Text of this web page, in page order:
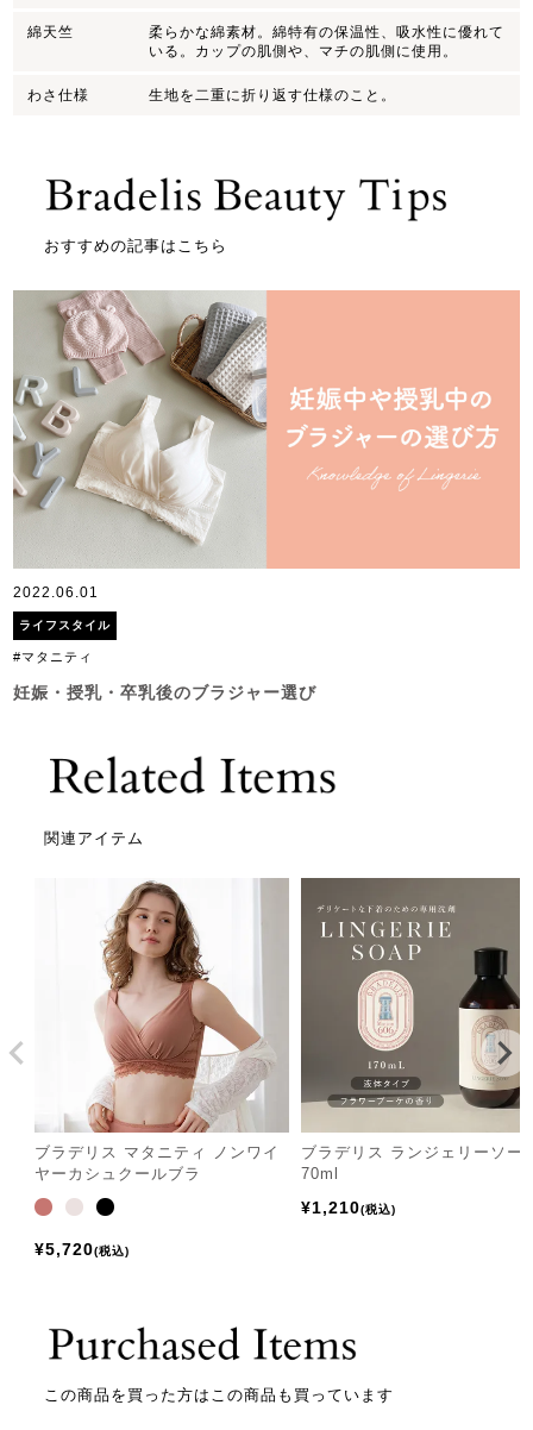
綿天竺
柔らかな綿素材。綿特有の保温性、吸水性に優れて
いる。カップの肌側や、マチの肌側に使用。
わさ仕様 生地を二重に折り返す仕様のこと。
おすすめの記事はこちら
2022.06.01
ライフスタイル
#マタニティ
妊娠・授乳・卒乳後のブラジャー選び
関連アイテム
ブラデリス マタニティ ノンワイ
ヤーカシュクールブラ
¥5,720 税込
ブラデリス ランジェリーソー
70ml
¥1,210 税込
この商品を買った方はこの商品も買っています